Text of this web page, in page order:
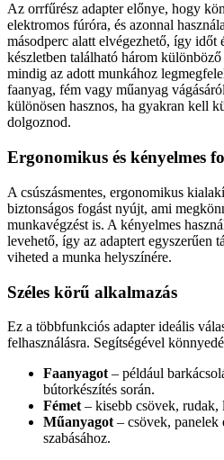
Az orrfűrész adapter előnye, hogy
elektromos fúróra, és azonnal
másodperc alatt elvégezhető, így időt
készletben található három
mindig az adott munkához
faanyag, fém vagy műanyag
különösen hasznos, ha gyakran kell
dolgoznod.
Ergonomikus és kényelmes
A csúszásmentes, ergonomikus
biztonságos fogást nyújt, ami
munkavégzést is. A kényelmes
levehető, így az adaptert egyszerűen
viheted a munka helyszínére.
Széles körű alkalmazás
Ez a többfunkciós adapter ideális
felhasználásra. Segítségével
Faanyagot – például
bútorkészítés során.
Fémet – kisebb csövek, rudak,
Műanyagot – csövek, panelek
szabásához.